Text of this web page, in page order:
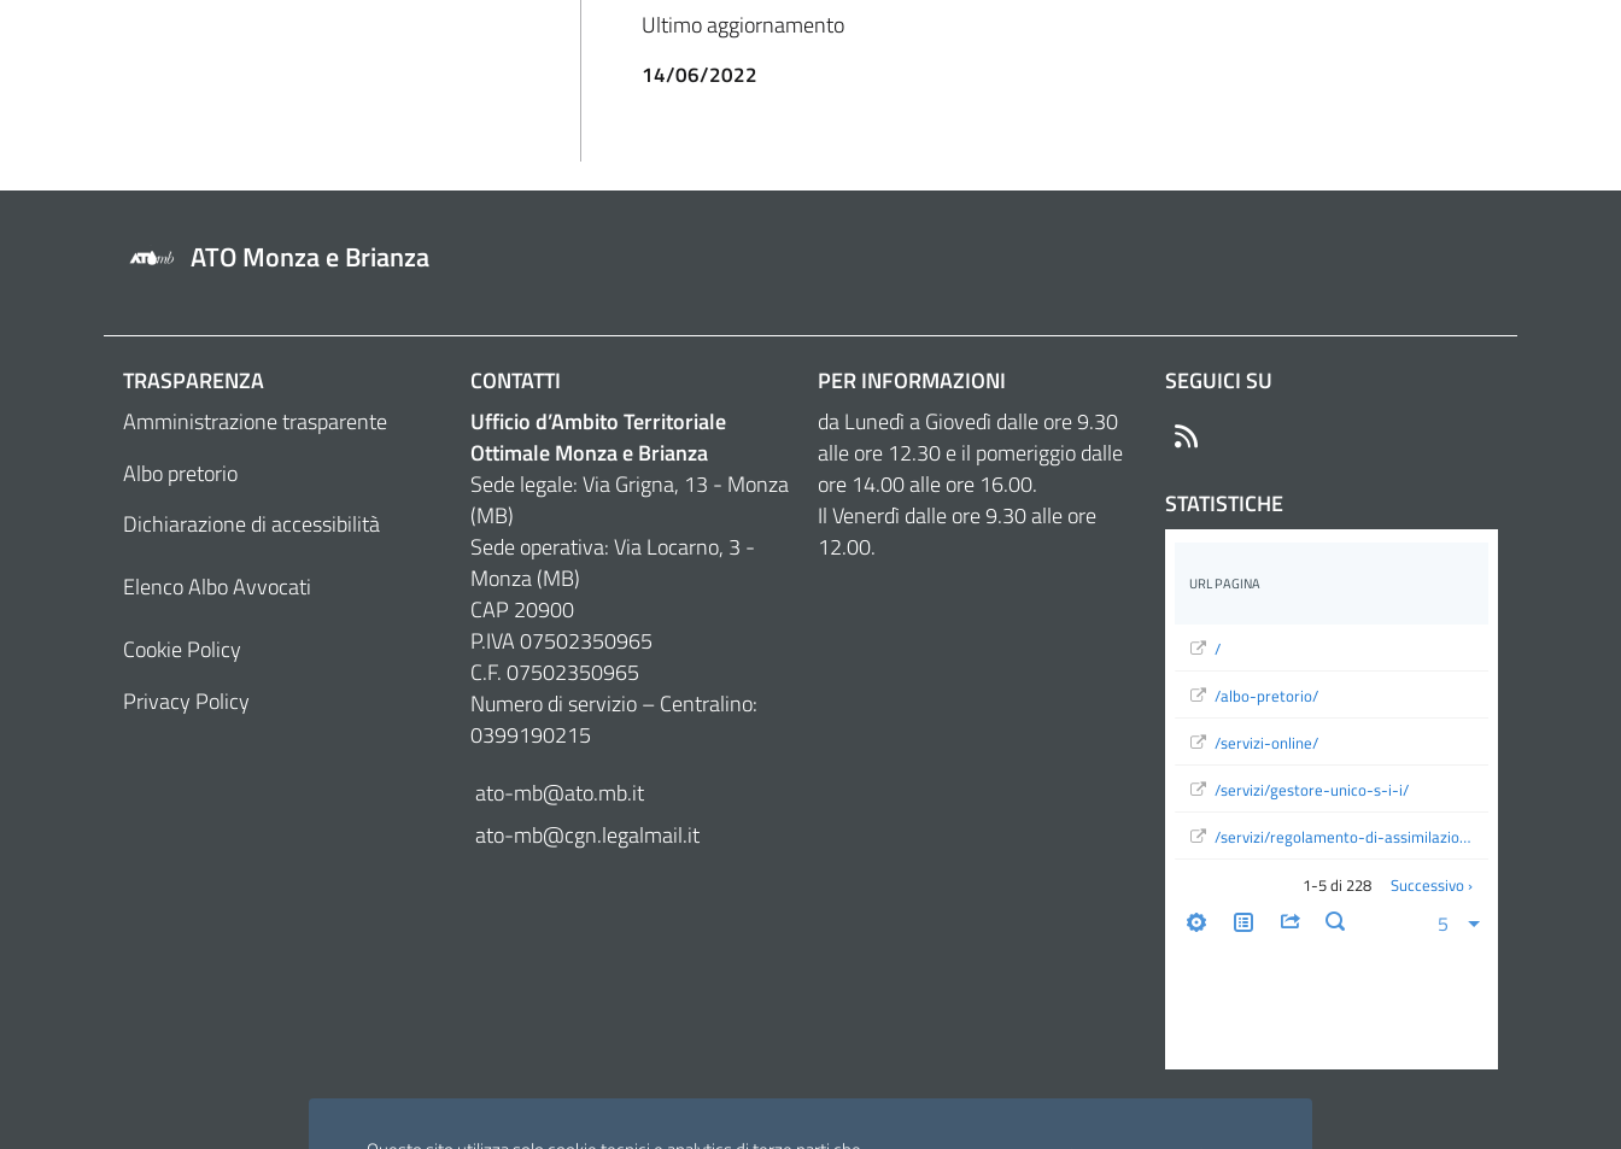
Ultimo aggiornamento
14/06/2022
ATO Monza e Brianza
TRASPARENZA
Amministrazione trasparente
Albo pretorio
Dichiarazione di accessibilità
Elenco Albo Avvocati
Cookie Policy
Privacy Policy
CONTATTI
Ufficio d’Ambito Territoriale
Ottimale Monza e Brianza
Sede legale: Via Grigna, 13 - Monza
(MB)
Sede operativa: Via Locarno, 3 -
Monza (MB)
CAP 20900
P.IVA 07502350965
C.F. 07502350965
Numero di servizio – Centralino:
0399190215
ato-mb@ato.mb.it
ato-mb@cgn.legalmail.it
PER INFORMAZIONI
da Lunedì a Giovedì dalle ore 9.30
alle ore 12.30 e il pomeriggio dalle
ore 14.00 alle ore 16.00.
Il Venerdì dalle ore 9.30 alle ore
12.00.
SEGUICI SU
STATISTICHE